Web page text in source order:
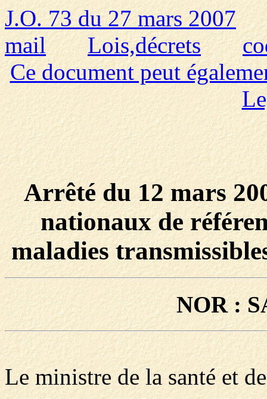
J.O. 73 du 27 mars 2007
mail
Lois,décrets
Ce document peut
Arrêté du 12 mars
nationaux de
maladies
NOR :
Le ministre de la santé et